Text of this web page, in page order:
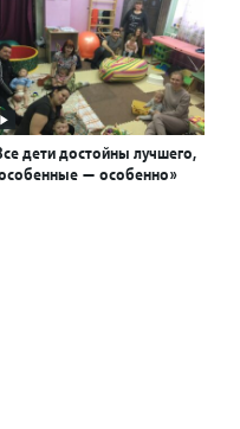
дети достойны лучшего,
— особенно»